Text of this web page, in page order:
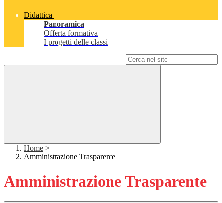
Didattica
Panoramica
Offerta formativa
I progetti delle classi
Home >
Amministrazione Trasparente
Amministrazione Trasparente